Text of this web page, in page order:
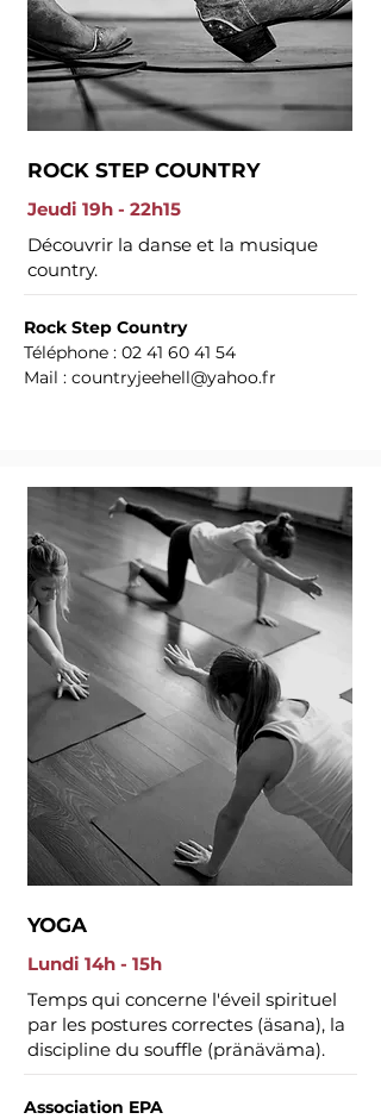
ROCK STEP COUNTRY
Jeudi 19h - 22h15
Découvrir la danse et la musique
country.
Rock Step Country
Téléphone : 02 41 60 41 54
Mail : countryjeehell@yahoo.fr
YOGA
Lundi 14h - 15h
Temps qui concerne l'éveil spirituel
par les postures correctes (äsana), la
discipline du souffle (pränäväma).
Association EPA